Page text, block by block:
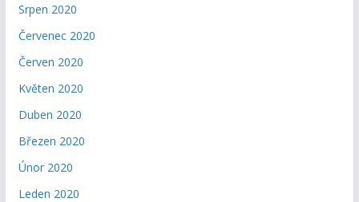
Srpen 2020
Červenec 2020
Červen 2020
Květen 2020
Duben 2020
Březen 2020
Únor 2020
Leden 2020